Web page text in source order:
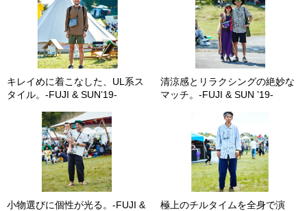
キレイめに着こなした、UL系ス
タイル。-FUJI & SUN’19-
清涼感とリラクシングの絶妙な
マッチ。-FUJI & SUN ’19-
小物選びに個性が光る。-FUJI &
極上のチルタイムを全身で演